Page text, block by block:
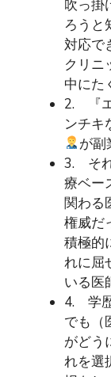
吹っ掛
ろうと
対応で
クリニ
中にた
2. 『
ンチキ
が副
3. そ
療ベー
関わる
権威だ
積極的
れに屈
いる医
4. 学
でも（
がどう
れを選